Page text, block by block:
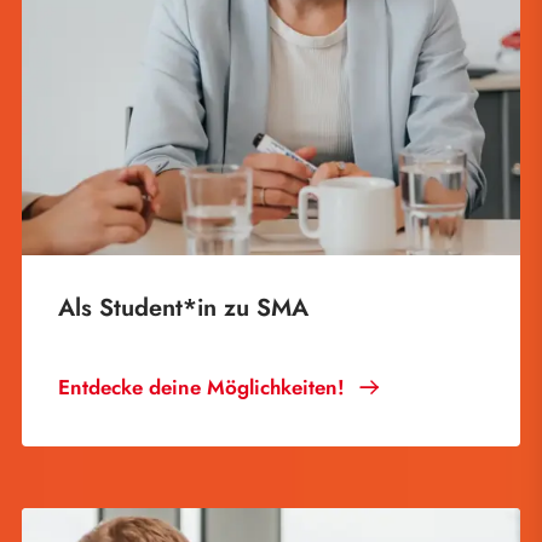
Als Student*in zu SMA
Entdecke deine Möglichkeiten!